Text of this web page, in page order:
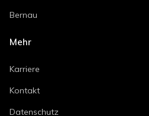
Bernau
Mehr
Karriere
Kontakt
Datenschutz